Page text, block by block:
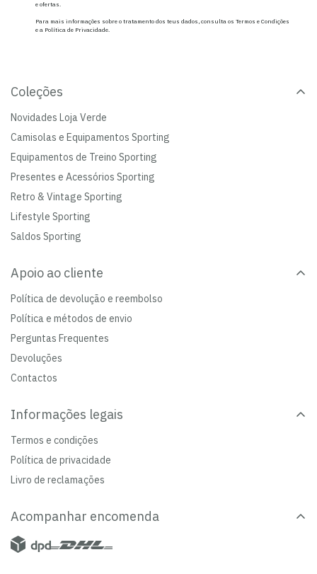
e ofertas.
Para mais informações sobre o tratamento dos teus dados, consulta os Termos e Condições
e a Política de Privacidade.
Coleções
Novidades Loja Verde
Camisolas e Equipamentos Sporting
Equipamentos de Treino Sporting
Presentes e Acessórios Sporting
Retro & Vintage Sporting
Lifestyle Sporting
Saldos Sporting
Apoio ao cliente
Política de devolução e reembolso
Política e métodos de envio
Perguntas Frequentes
Devoluções
Contactos
Informações legais
Termos e condições
Política de privacidade
Livro de reclamações
Acompanhar encomenda